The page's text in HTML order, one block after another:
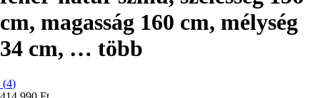
cm, magasság 160 cm, mélység
34 cm, … több
(4)